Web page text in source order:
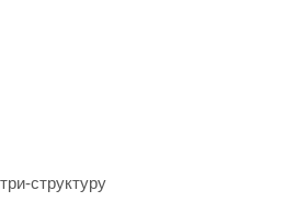
структуру